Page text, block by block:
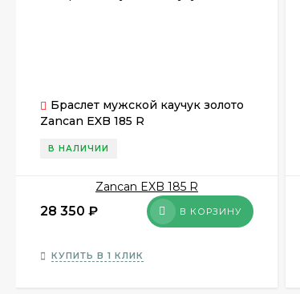
Браслет мужской каучук золото
Zancan EXB 185 R
В НАЛИЧИИ
28 350 ₽ В КОРЗИНУ
КУПИТЬ В 1 КЛИК